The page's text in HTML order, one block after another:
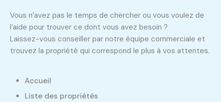
Vous n’avez pas le temps de chercher ou vous voulez de
l’aide pour trouver ce dont vous avez besoin ?
Laissez-vous conseiller par notre équipe commerciale et
trouvez la propriété qui correspond le plus à vos attentes.
Accueil
Liste des propriétés